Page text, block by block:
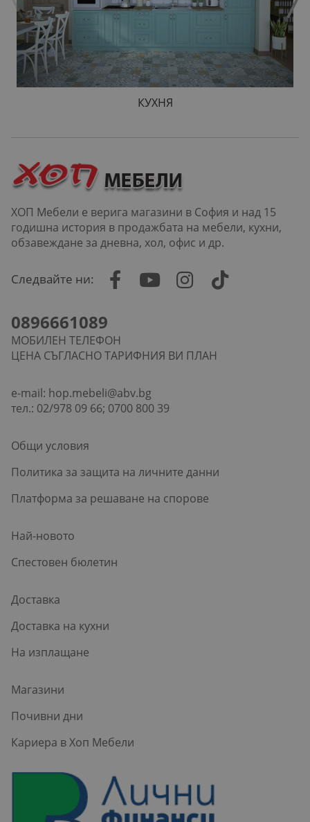
КУХНЯ
ХОП Мебели е верига магазини в София и над 15
годишна история в продажбата на мебели, кухни,
обзавеждане за дневна, хол, офис и др.
Следвайте ни:
0896661089
МОБИЛЕН ТЕЛЕФОН
ЦЕНА СЪГЛАСНО ТАРИФНИЯ ВИ ПЛАН
e-mail: hop.mebeli@abv.bg
тел.: 02/978 09 66; 0700 800 39
Общи условия
Политика за защита на личните данни
Платформа за решаване на спорове
Най-новото
Спестовен бюлетин
Доставка
Доставка на кухни
На изплащане
Магазини
Почивни дни
Кариера в Хоп Мебели